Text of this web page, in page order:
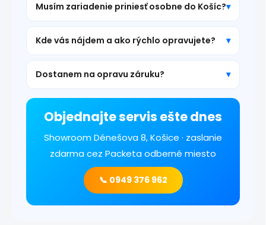
Musím zariadenie priniesť osobne do Košíc?
Kde vás nájdem a ako rýchlo opravujete?
Dostanem na opravu záruku?
Objednajte servis ešte dnes
Showroom Dénešova 8, Košice · zaslanie
zdarma cez Packeta odberné miesto
📞 0949 376 962